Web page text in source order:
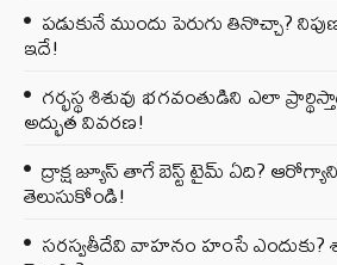
పడుకునే ముందు పెరుగు తినొచ్చా?
ఇదే!
గర్భస్థ శిశువు భగవంతుడిని ఎలా
అద్భుత వివరణ!
ద్రాక్ష జ్యూస్ తాగే బెస్ట్ టైమ్ ఏది?
తెలుసుకోండి!
సరస్వతీదేవి వాహనం హంసే ఎందుకు?